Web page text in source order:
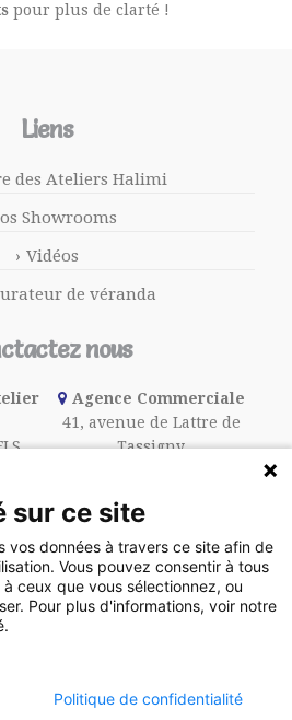
pour plus de clarté !
Liens
des Ateliers Halimi
Showrooms
Vidéos
de véranda
nous
Agence Commerciale
41, avenue de Lattre de
Tassigny
01 45 95 15 15
Le Blog
BlueCube
sur ce site
vos données à travers ce site afin de
Vous pouvez consentir à tous
ceux que vous sélectionnez, ou
Pour plus d'informations, voir notre
Politique de confidentialité